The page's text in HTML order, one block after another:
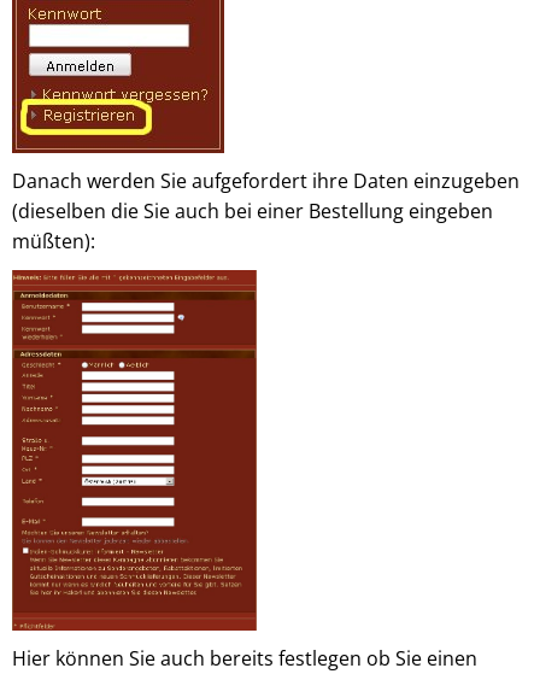
Danach werden Sie aufgefordert ihre Daten einzugeben
(dieselben die Sie auch bei einer Bestellung eingeben
müßten):
Hier können Sie auch bereits festlegen ob Sie einen